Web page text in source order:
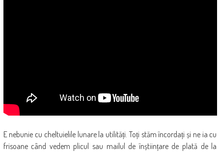
E nebunie cu cheltuielile lunare la utilități. Toți stăm încordați și ne ia cu
frisoane când vedem plicul sau mailul de înștiințare de plată de la